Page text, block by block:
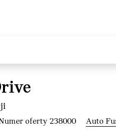
oferty 238000 Auto